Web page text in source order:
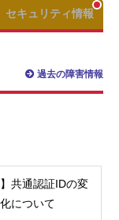
過去の障害情報
セキュリティ情報
共通認証IDの変
について